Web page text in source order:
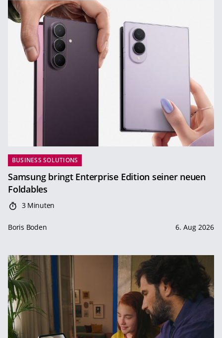
BUSINESS SOLUTIONS
Samsung bringt Enterprise Edition seiner neuen
Foldables
3 Minuten
Boris Boden 6. Aug 2026